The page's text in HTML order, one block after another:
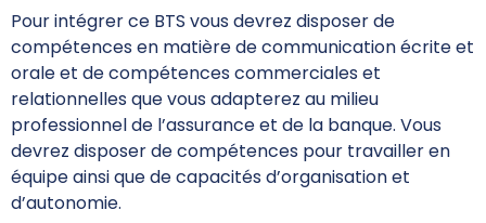
Pour intégrer ce BTS vous devrez disposer de
compétences en matière de communication écrite et
orale et de compétences commerciales et
relationnelles que vous adapterez au milieu
professionnel de l’assurance et de la banque. Vous
devrez disposer de compétences pour travailler en
équipe ainsi que de capacités d’organisation et
d’autonomie.